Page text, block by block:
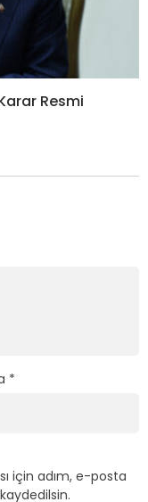
Resmi
*
için adım, e-posta